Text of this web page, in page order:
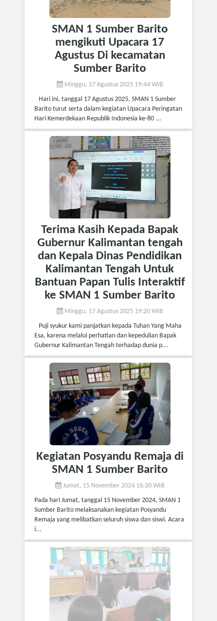
SMAN 1 Sumber Barito
mengikuti Upacara 17
Agustus Di kecamatan
Sumber Barito
Minggu, 17 Agustus 2025 19:44 WIB
Hari ini, tanggal 17 Agustus 2025, SMAN 1 Sumber
Barito turut serta dalam kegiatan Upacara Peringatan
Hari Kemerdekaan Republik Indonesia ke-80 ...
Terima Kasih Kepada Bapak
Gubernur Kalimantan tengah
dan Kepala Dinas Pendidikan
Kalimantan Tengah Untuk
Bantuan Papan Tulis Interaktif
ke SMAN 1 Sumber Barito
Minggu, 17 Agustus 2025 19:20 WIB
Puji syukur kami panjatkan kepada Tuhan Yang Maha
Esa, karena melalui perhatian dan kepedulian Bapak
Gubernur Kalimantan Tengah terhadap dunia p...
Kegiatan Posyandu Remaja di
SMAN 1 Sumber Barito
Jumat, 15 November 2024 16:20 WIB
Pada hari Jumat, tanggal 15 November 2024, SMAN 1
Sumber Barito melaksanakan kegiatan Posyandu
Remaja yang melibatkan seluruh siswa dan siswi. Acara
i...